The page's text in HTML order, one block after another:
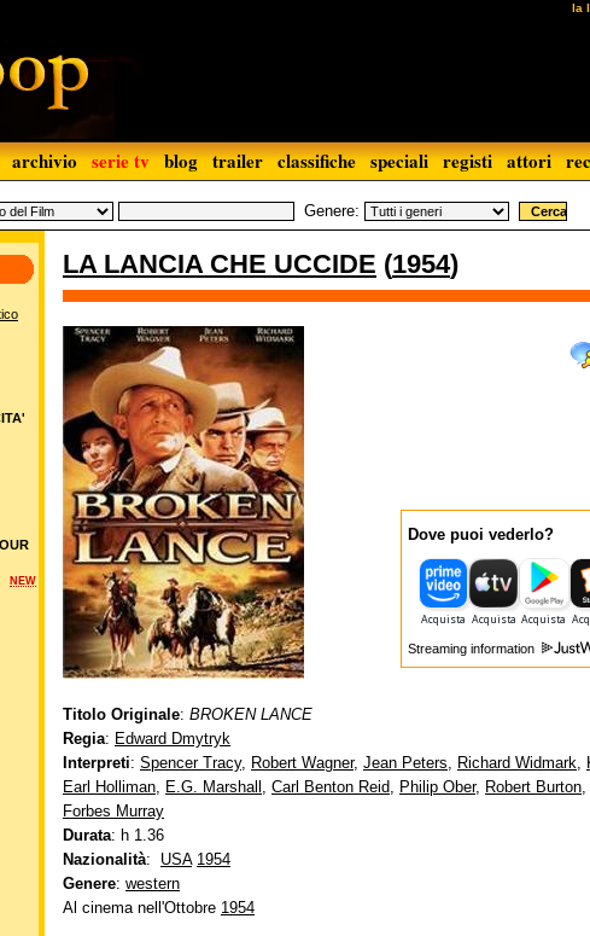
la
archivio serie tv blog trailer classifiche speciali registi attori
Genere:
LA LANCIA CHE UCCIDE (1954)
Dove puoi vederlo?
Streaming information
Titolo Originale: BROKEN LANCE
Regia: Edward Dmytryk
Interpreti: Spencer Tracy, Robert Wagner, Jean Peters, Richard Widmark,
Earl Holliman, E.G. Marshall , Carl Benton Reid, Philip Ober, Robert Burton,
Forbes Murray
Durata: h 1.36
Nazionalità: USA 1954
Genere: western
Al cinema nell'Ottobre 1954
NEW